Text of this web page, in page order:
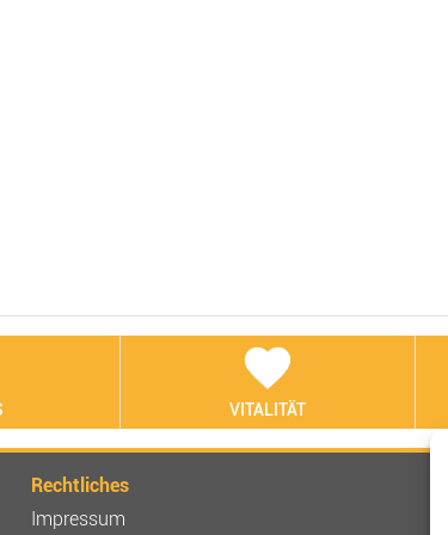
favorite
VITALITÄT
Rechtliches
Impressum